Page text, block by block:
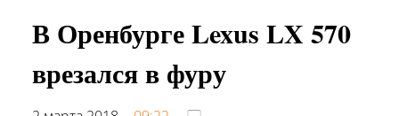
В Оренбурге Lexus LX 570
врезался в фуру